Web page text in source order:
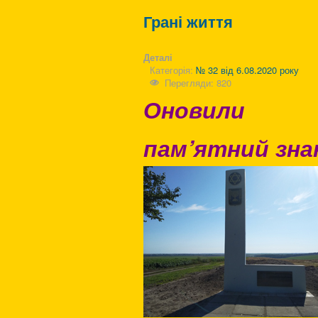
Грані життя
Деталі
Категорія: № 32 від 6.08.2020 року
Перегляди: 820
Оновили
пам’ятний